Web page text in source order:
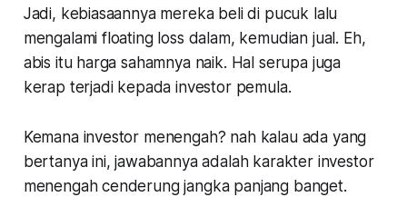
Jadi, kebiasaannya mereka beli di pucuk lalu
mengalami floating loss dalam, kemudian jual. Eh,
abis itu harga sahamnya naik. Hal serupa juga
kerap terjadi kepada investor pemula.
Kemana investor menengah? nah kalau ada yang
bertanya ini, jawabannya adalah karakter investor
menengah cenderung jangka panjang banget.